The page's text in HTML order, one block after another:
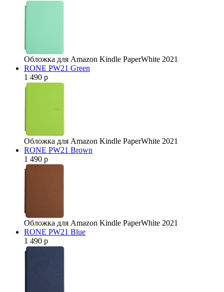
Обложка для Amazon Kindle PaperWhite 2021
RONE PW21 Green
1 490 р
Обложка для Amazon Kindle PaperWhite 2021
RONE PW21 Brown
1 490 р
Обложка для Amazon Kindle PaperWhite 2021
RONE PW21 Blue
1 490 р